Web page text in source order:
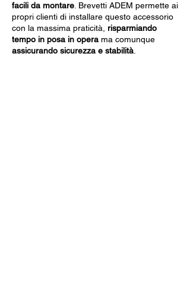
facili da montare . Brevetti ADEM permette ai
propri clienti di installare questo accessorio
con la massima praticità, risparmiando
tempo in posa in opera ma comunque
assicurando sicurezza e stabilità